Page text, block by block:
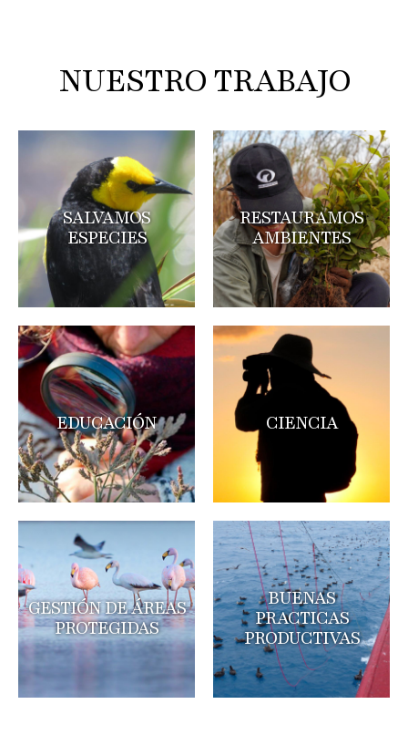
NUESTRO TRABAJO
SALVAMOS
ESPECIES
RESTAURAMOS
AMBIENTES
EDUCACIÓN CIENCIA
GESTIÓN DE ÁREAS
PROTEGIDAS
BUENAS
PRACTICAS
PRODUCTIVAS